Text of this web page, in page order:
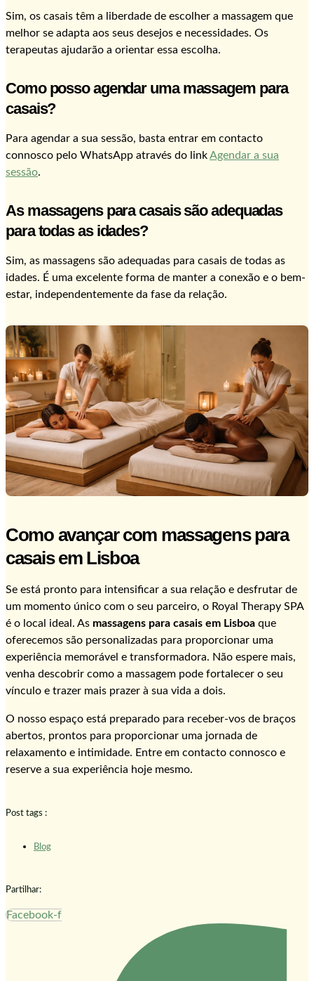
Sim, os casais têm a liberdade de escolher a massagem que
melhor se adapta aos seus desejos e necessidades. Os
terapeutas ajudarão a orientar essa escolha.
Como posso agendar uma massagem para
casais?
Para agendar a sua sessão, basta entrar em contacto
connosco pelo WhatsApp através do linkAgendar a sua
sessão.
As massagens para casais são adequadas
para todas as idades?
Sim, as massagens são adequadas para casais de todas as
idades. É uma excelente forma de manter a conexão e o bem-
estar, independentemente da fase da relação.
Como avançar com massagens para
casais em Lisboa
Se está pronto para intensificar a sua relação e desfrutar de
um momento único com o seu parceiro, o Royal Therapy SPA
é o local ideal. As massagens para casais em Lisboa que
oferecemos são personalizadas para proporcionar uma
experiência memorável e transformadora. Não espere mais,
venha descobrir como a massagem pode fortalecer o seu
vínculo e trazer mais prazer à sua vida a dois.
O nosso espaço está preparado para receber-vos de braços
abertos, prontos para proporcionar uma jornada de
relaxamento e intimidade. Entre em contacto connosco e
reserve a sua experiência hoje mesmo.
Post tags :
Blog
Partilhar:
Facebook-f